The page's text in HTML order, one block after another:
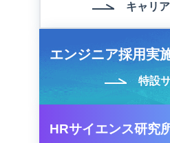
キャリ
エンジニア採用実
特設
HRサイエンス研究